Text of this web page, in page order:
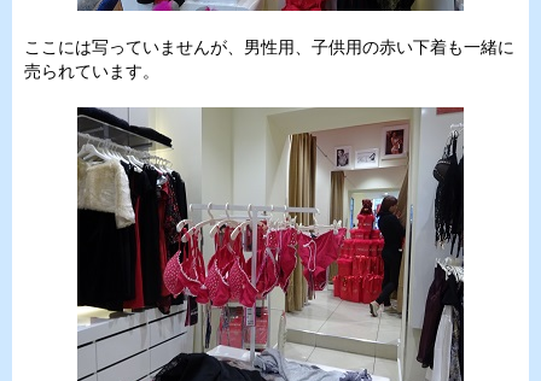
ここには写っていませんが、男性用、子供用の赤い下着も一緒に
売られています。